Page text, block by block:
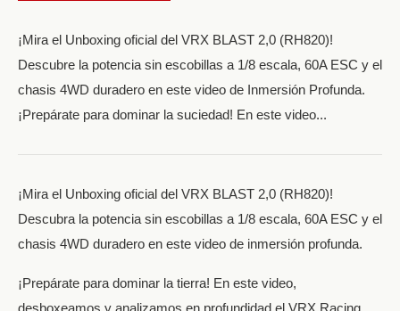
¡Mira el Unboxing oficial del VRX BLAST 2,0 (RH820)!
Descubre la potencia sin escobillas a 1/8 escala, 60A ESC y el
chasis 4WD duradero en este video de Inmersión Profunda.
¡Prepárate para dominar la suciedad! En este video...
¡Mira el Unboxing oficial del VRX BLAST 2,0 (RH820)!
Descubra la potencia sin escobillas a 1/8 escala, 60A ESC y el
chasis 4WD duradero en este video de inmersión profunda.
¡Prepárate para dominar la tierra! En este video,